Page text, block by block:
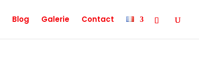
Blog Galerie Contact